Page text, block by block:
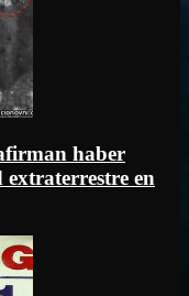
haber
en